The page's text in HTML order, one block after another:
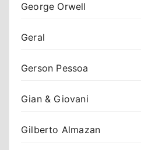
George Orwell
Geral
Gerson Pessoa
Gian & Giovani
Gilberto Almazan